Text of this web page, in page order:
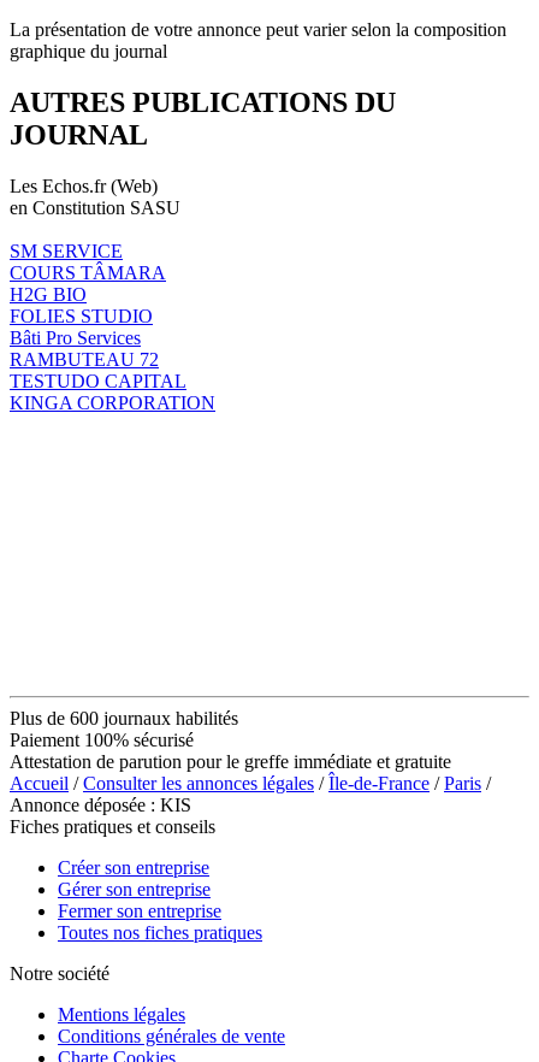
La présentation de votre annonce peut varier selon la composition
graphique du journal
AUTRES PUBLICATIONS DU
JOURNAL
Les Echos.fr (Web)
en Constitution SASU
SM SERVICE
COURS TÂMARA
H2G BIO
FOLIES STUDIO
Bâti Pro Services
RAMBUTEAU 72
TESTUDO CAPITAL
KINGA CORPORATION
Plus de 600 journaux habilités
Paiement 100% sécurisé
Attestation de parution pour le greffe immédiate et gratuite
Accueil /Consulter les annonces légales /Île-de-France /Paris /
Annonce déposée : KIS
Fiches pratiques et conseils
Créer son entreprise
Gérer son entreprise
Fermer son entreprise
Toutes nos fiches pratiques
Notre société
Mentions légales
Conditions générales de vente
Charte Cookies